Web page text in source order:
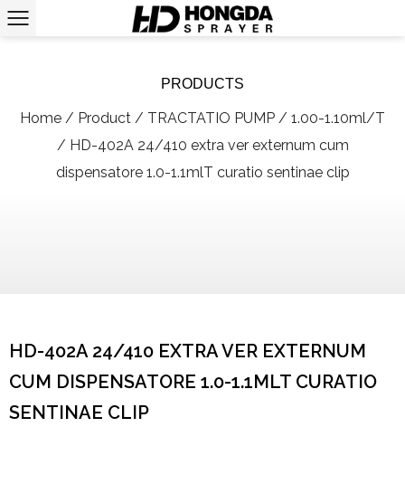
PRODUCTS
Home / Product / TRACTATIO PUMP / 1.00-1.10ml/T
/ HD-402A 24/410 extra ver externum cum
dispensatore 1.0-1.1mlT curatio sentinae clip
HD-402A 24/410 EXTRA VER EXTERNUM
CUM DISPENSATORE 1.0-1.1MLT CURATIO
SENTINAE CLIP